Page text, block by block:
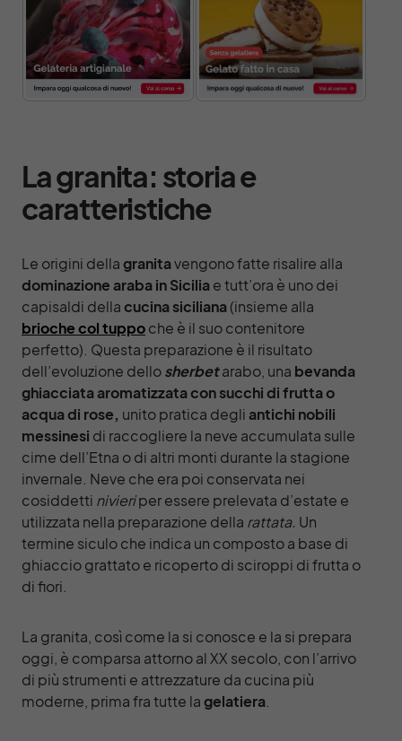
La granita: storia e
caratteristiche
Le origini dellagranitavengono fatte risalire alla
dominazione araba in Siciliae tutt’ora è uno dei
capisaldi dellacucina siciliana(insieme alla
brioche col tuppoche è il suo contenitore
perfetto). Questa preparazione è il risultato
dell’evoluzione dellosherbetarabo, una bevanda
ghiacciata aromatizzata con succhi di frutta o
acqua di rose, unito pratica degliantichi nobili
messinesi di raccogliere la neve accumulata sulle
cime dell’Etna o di altri monti durante la stagione
invernale. Neve che era poi conservata nei
cosiddetti nivieriper essere prelevata d’estate e
utilizzata nella preparazione della rattata. Un
termine siculo che indica un composto a base di
ghiaccio grattato e ricoperto di sciroppi di frutta o
di fiori.
La granita, così come la si conosce e la si prepara
oggi, è comparsa attorno al XX secolo, con l’arrivo
di più strumenti e attrezzature da cucina più
moderne, prima fra tutte lagelatiera